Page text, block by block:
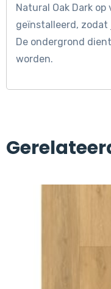
Natural Oak Dark
geïnstalleerd, zodat
De ondergrond
worden.